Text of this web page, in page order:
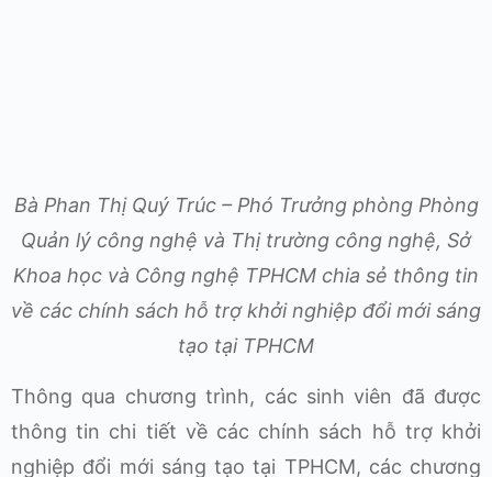
Bà Phan Thị Quý Trúc – Phó Trưởng phòng Phòng
Quản lý công nghệ và Thị trường công nghệ, Sở
Khoa học và Công nghệ TPHCM chia sẻ thông tin
về các chính sách hỗ trợ khởi nghiệp đổi mới sáng
tạo tại TPHCM
Thông qua chương trình, các sinh viên đã được
thông tin chi tiết về các chính sách hỗ trợ khởi
nghiệp đổi mới sáng tạo tại TPHCM, các chương